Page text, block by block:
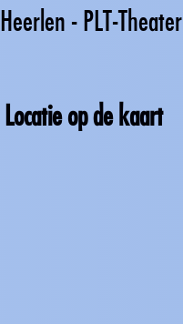
Heerlen - PLT-Theater
Locatie op de kaart